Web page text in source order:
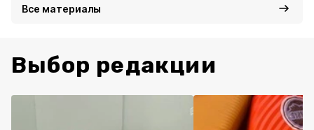
Все материалы
Выбор редакции